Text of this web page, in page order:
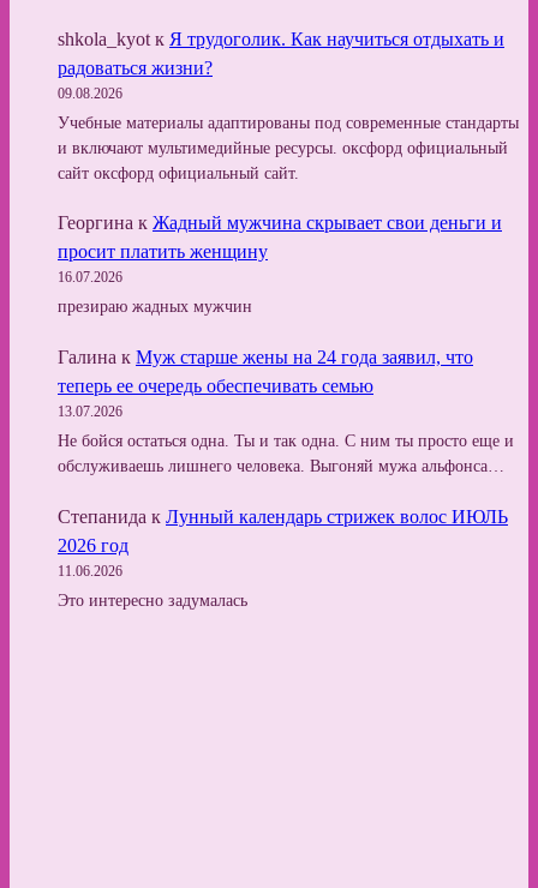
shkola_kyot к Я трудоголик. Как научиться отдыхать и
радоваться жизни?
09.08.2026
Учебные материалы адаптированы под современные стандарты
и включают мультимедийные ресурсы. оксфорд официальный
сайт оксфорд официальный сайт.
Георгина к Жадный мужчина скрывает свои деньги и
просит платить женщину
16.07.2026
презираю жадных мужчин
Галина к Муж старше жены на 24 года заявил, что
теперь ее очередь обеспечивать семью
13.07.2026
Не бойся остаться одна. Ты и так одна. С ним ты просто еще и
обслуживаешь лишнего человека. Выгоняй мужа альфонса…
Степанида к Лунный календарь стрижек волос ИЮЛЬ
2026 год
11.06.2026
Это интересно задумалась